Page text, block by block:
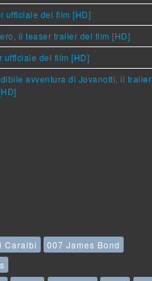
ufficiale del film [HD]
il teaser trailer del film [HD]
ufficiale del film [HD]
avventura di Jovanotti, il trailer
Caraibi
007 James Bond